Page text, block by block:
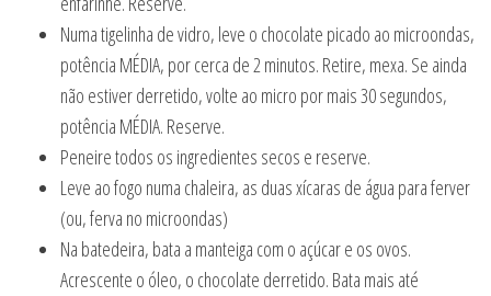
Numa tigelinha de vidro, leve o chocolate picado ao microondas,
potência MÉDIA, por cerca de 2 minutos. Retire, mexa. Se ainda
não estiver derretido, volte ao micro por mais 30 segundos,
potência MÉDIA. Reserve.
Peneire todos os ingredientes secos e reserve.
Leve ao fogo numa chaleira, as duas xícaras de água para ferver
(ou, ferva no microondas)
Na batedeira, bata a manteiga com o açúcar e os ovos.
Acrescente o óleo, o chocolate derretido. Bata mais até